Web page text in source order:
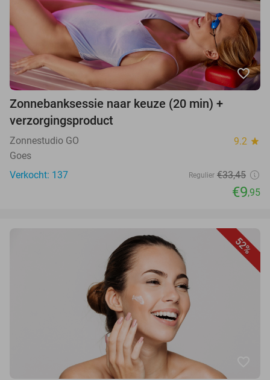
favorite_border
Zonnebanksessie naar keuze (20 min) +
verzorgingsproduct
Zonnestudio GO 9.2 star
Goes
Verkocht: 137
Regulier €33,45
€9,95
52%